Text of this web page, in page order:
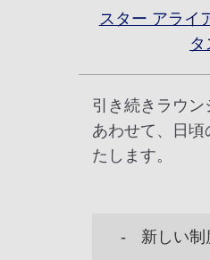
スター アライ
タ
引き続きラウン
あわせて、日
たします。
新しい制